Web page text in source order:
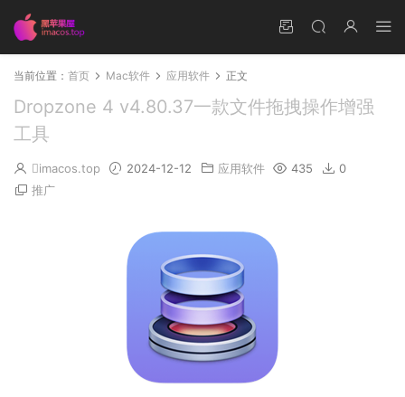
当前位置： 首页 Mac软件 应用软件 正文
Dropzone 4 v4.80.37一款文件拖拽操作增强
工具
imacos.top 2024-12-12 应用软件 435
0
推广